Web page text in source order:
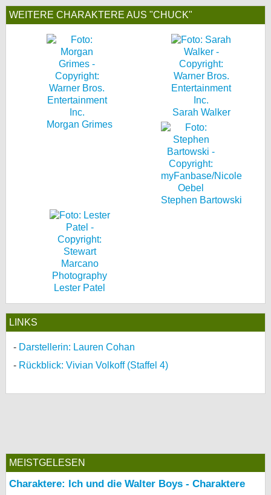
WEITERE CHARAKTERE AUS "CHUCK"
Morgan Grimes
Sarah Walker
Stephen Bartowski
Lester Patel
LINKS
Darstellerin: Lauren Cohan
Rückblick: Vivian Volkoff (Staffel 4)
MEISTGELESEN
Charaktere: Ich und die Walter Boys - Charaktere